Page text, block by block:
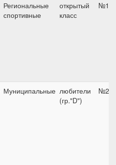
Региональные
спортивные
открытый
класс
№1А,
Муниципальные любители
(гр."D")
№2,